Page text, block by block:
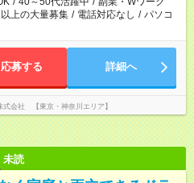
上の大量募集 / 電話対応なし / パソコ
応募する 詳細へ
式会社 【東京・神奈川エリア】
未読